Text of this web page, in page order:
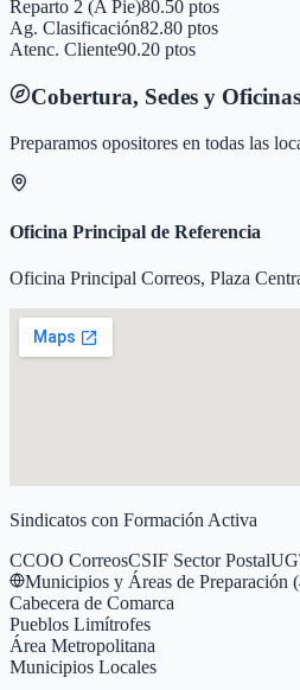
Reparto 2 (A Pie)80.50 ptos
Ag. Clasificación82.80 ptos
Atenc. Cliente90.20 ptos
Cobertura, Sedes y
Preparamos opositores en todas las
Oficina Principal de Referencia
Oficina Principal Correos, Plaza
Sindicatos con Formación Activa
CCOO CorreosCSIF Sector Postal
Municipios y Áreas de Preparación (
Cabecera de Comarca
Pueblos Limítrofes
Área Metropolitana
Municipios Locales